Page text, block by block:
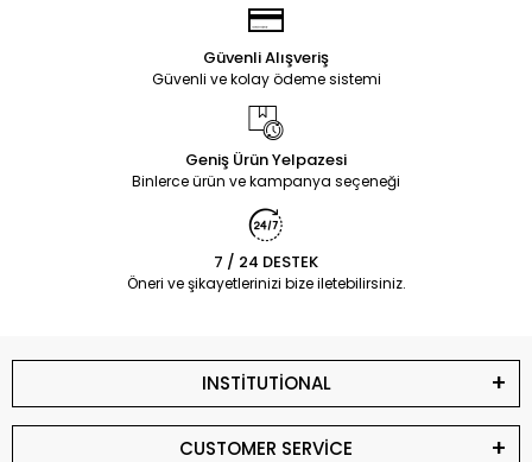
Güvenli Alışveriş
Güvenli ve kolay ödeme sistemi
Geniş Ürün Yelpazesi
Binlerce ürün ve kampanya seçeneği
7 / 24 DESTEK
Öneri ve şikayetlerinizi bize iletebilirsiniz.
INSTİTUTİONAL
CUSTOMER SERVİCE